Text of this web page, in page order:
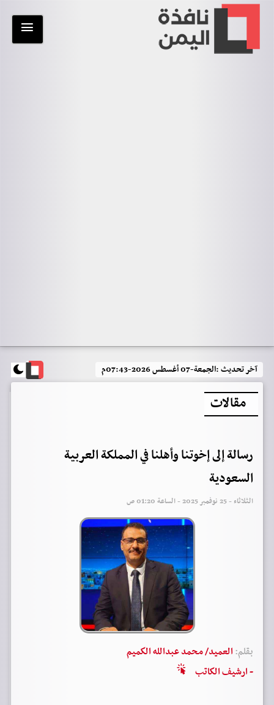
آخر تحديث :الجمعة-07 أغسطس 2026-07:43م
مقالات
‏رسالة إلى إخوتنا وأهلنا في المملكة العربية
السعودية
الثلاثاء - 25 نوفمبر 2025 - الساعة 01:20 ص
بقلم:العميد/ محمد عبدالله الكميم
- ارشيف الكاتب